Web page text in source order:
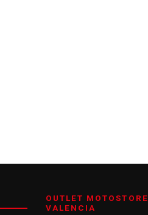
OUTLET MOTOSTORE
VALENCIA